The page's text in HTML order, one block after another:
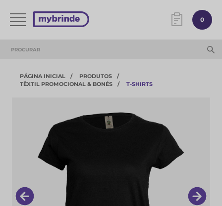
0
PÁGINA INICIAL
PRODUTOS
TÊXTIL PROMOCIONAL & BONÉS
T-SHIRTS